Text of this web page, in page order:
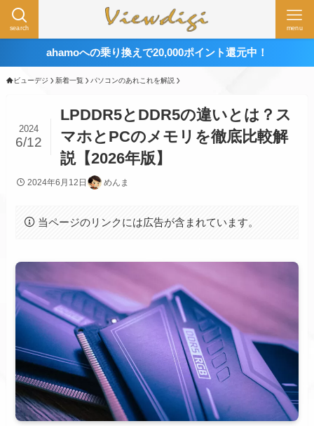
search menu
ahamoへの乗り換えで20,000ポイント還元中！
ビューデジ 新着一覧 パソコンのあれこれを解説
LPDDR5とDDR5の違いとは？ス
マホとPCのメモリを徹底比較解
説【2026年版】
2024
6/12
2024年6月12日 めんま
当ページのリンクには広告が含まれています。